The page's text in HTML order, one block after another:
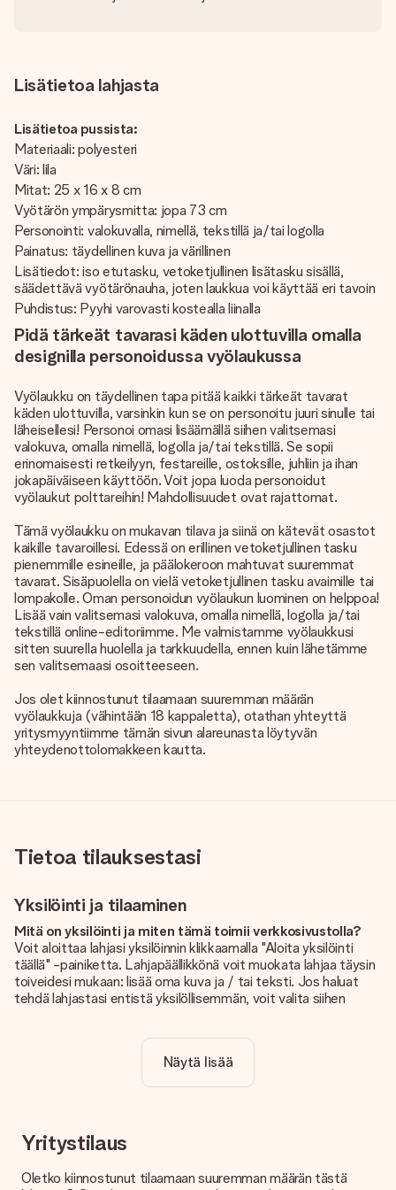
Lisätietoa lahjasta
Lisätietoa pussista:
Materiaali: polyesteri
Väri: lila
Mitat: 25 x 16 x 8 cm
Vyötärön ympärysmitta: jopa 73 cm
Personointi: valokuvalla, nimellä, tekstillä ja/tai logolla
Painatus: täydellinen kuva ja värillinen
Lisätiedot: iso etutasku, vetoketjullinen lisätasku sisällä,
säädettävä vyötärönauha, joten laukkua voi käyttää eri tavoin
Puhdistus: Pyyhi varovasti kostealla liinalla
Pidä tärkeät tavarasi käden ulottuvilla omalla
designilla personoidussa vyölaukussa
Vyölaukku on täydellinen tapa pitää kaikki tärkeät tavarat
käden ulottuvilla, varsinkin kun se on personoitu juuri sinulle tai
läheisellesi! Personoi omasi lisäämällä siihen valitsemasi
valokuva, omalla nimellä, logolla ja/tai tekstillä. Se sopii
erinomaisesti retkeilyyn, festareille, ostoksille, juhliin ja ihan
jokapäiväiseen käyttöön. Voit jopa luoda personoidut
vyölaukut polttareihin! Mahdollisuudet ovat rajattomat.
Tämä vyölaukku on mukavan tilava ja siinä on kätevät osastot
kaikille tavaroillesi. Edessä on erillinen vetoketjullinen tasku
pienemmille esineille, ja päälokeroon mahtuvat suuremmat
tavarat. Sisäpuolella on vielä vetoketjullinen tasku avaimille tai
lompakolle. Oman personoidun vyölaukun luominen on helppoa!
Lisää vain valitsemasi valokuva, omalla nimellä, logolla ja/tai
tekstillä online-editoriimme. Me valmistamme vyölaukkusi
sitten suurella huolella ja tarkkuudella, ennen kuin lähetämme
sen valitsemaasi osoitteeseen.
Jos olet kiinnostunut tilaamaan suuremman määrän
vyölaukkuja (vähintään 18 kappaletta), otathan yhteyttä
yritysmyyntiimme tämän sivun alareunasta löytyvän
yhteydenottolomakkeen kautta.
Tietoa tilauksestasi
Yksilöinti ja tilaaminen
Mitä on yksilöinti ja miten tämä toimii verkkosivustolla?
Voit aloittaa lahjasi yksilöinnin klikkaamalla "Aloita yksilöinti
täällä" -painiketta. Lahjapäällikkönä voit muokata lahjaa täysin
toiveidesi mukaan: lisää oma kuva ja / tai teksti. Jos haluat
tehdä lahjastasi entistä yksilöllisemmän, voit valita siihen
Sisältyykö yksilöinti hintaan?
Sivustolla näkyvä hinta sisältää lahjasi yksilöinnin. Hauskaa ja
Haluamme varmistaa, että olet täysin tyytyväinen lahjaasi.
Siksi on tärkeää käyttää korkealaatuisia valokuvia. Jos olet
asiakaspalvelutiimiimme ja liitä valokuva tilaamasi lahjan
Näytä lisää
Yritystilaus
Oletko kiinnostunut tilaamaan suuremman määrän tästä